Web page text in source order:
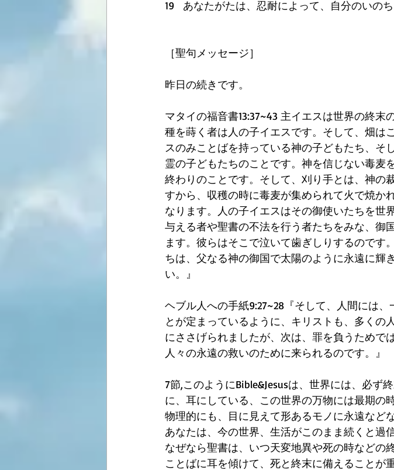
19   あなたがたは、忍耐によって、自分のいの
［聖句メッセージ］
昨日の続きです。
マタイの福音書13:37~43 主イエスは世界の終
種を蒔く者は人の子イエスです。そして、畑は
スのみことばを持っている神の子どもたち、そ
霊の子どもたちのことです。神を信じない毒麦
終わりのことです。そして、刈り手とは、神の
すから、収穫の時に毒麦が集められて火で焼か
なります。人の子イエスはその御使いたちを世
与える者や聖書の不法を行う者たちをみな、御
ます。彼らはそこで泣いて歯ぎしりするのです
ちは、父なる神の御国で太陽のように永遠に輝
い。』
ヘブル人への手紙9:27~28『そして、人間には
とが定まっているように、キリストも、多くの
にささげられましたが、次は、罪を負うためで
人々の永遠の救いのために来られるのです。』
7節,このようにBible&Jesusは、世界には、必ず
に、耳にしている、この世界の万物には最期の
物理的にも、目に見えて形あるモノに永遠など
あなたは、今の世界、生活がこのまま続くと過
なぜなら聖書は、いつ天変地異や死の時などの
ことばに耳を傾けて、死と終末に備えることが